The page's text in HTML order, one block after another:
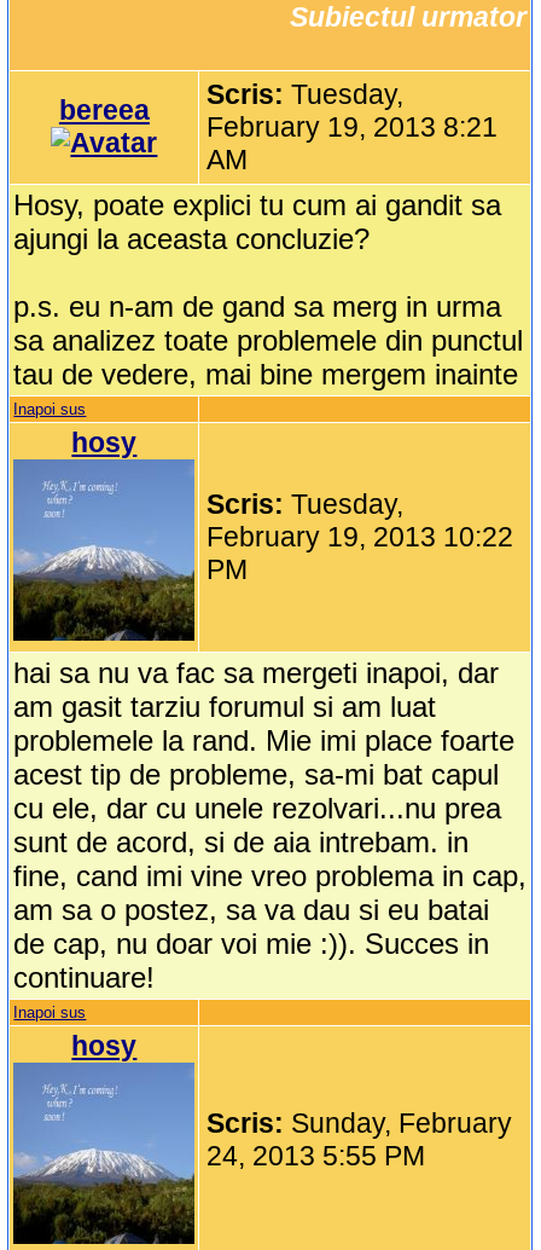
Subiectul urmator
bereea Scris:Tuesday,
February 19, 2013 8:21
AM
Hosy, poate explici tu cum ai gandit sa
ajungi la aceasta concluzie?
p.s. eu n-am de gand sa merg in urma
sa analizez toate problemele din punctul
tau de vedere, mai bine mergem inainte
Inapoi sus
hosy
Scris:Tuesday,
February 19, 2013 10:22
PM
hai sa nu va fac sa mergeti inapoi, dar
am gasit tarziu forumul si am luat
problemele la rand. Mie imi place foarte
acest tip de probleme, sa-mi bat capul
cu ele, dar cu unele rezolvari...nu prea
sunt de acord, si de aia intrebam. in
fine, cand imi vine vreo problema in cap,
am sa o postez, sa va dau si eu batai
de cap, nu doar voi mie :)). Succes in
continuare!
Inapoi sus
hosy
Scris: Sunday, February
24, 2013 5:55 PM